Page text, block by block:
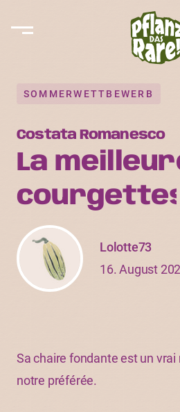
SOMMERWETTBEWERB
Costata Romanesco
La
courgettes
Lolotte73
16. August
Sa chaire fondante est un vrai
notre préférée.